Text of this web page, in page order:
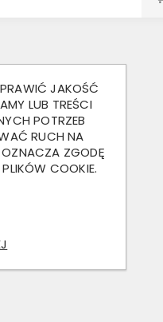
JAKOŚĆ
LUB TREŚCI
POTRZEB
RUCH NA
OZNACZA ZGODĘ
COOKIE.